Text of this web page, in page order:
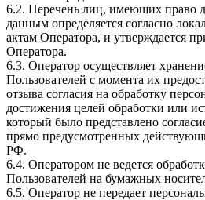
6.2. Перечень лиц, имеющих право
данным определяется согласно
актам Оператора, и утверждается
Оператора.
6.3. Оператор осуществляет
Пользователей с момента их
отзыва согласия на обработку
достижения целей обработки или
который было представлено
прямо предусмотренных
РФ.
6.4. Оператором не ведется
Пользователей на бумажных
6.5. Оператор не передает